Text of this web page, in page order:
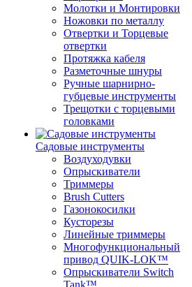
Молотки и Монтировки
Ножовки по металлу
Отвертки и Торцевые
отвертки
Протяжка кабеля
Разметочные шнуры
Ручные шарнирно-
губцевые инструменты
Трещотки с торцевыми
головками
Садовые инструменты
Воздуходувки
Опрыскиватели
Триммеры
Brush Cutters
Газонокосилки
Кусторезы
Линейные триммеры
Многофункциональный
привод QUIK-LOK™
Опрыскиватели Switch
Tank™